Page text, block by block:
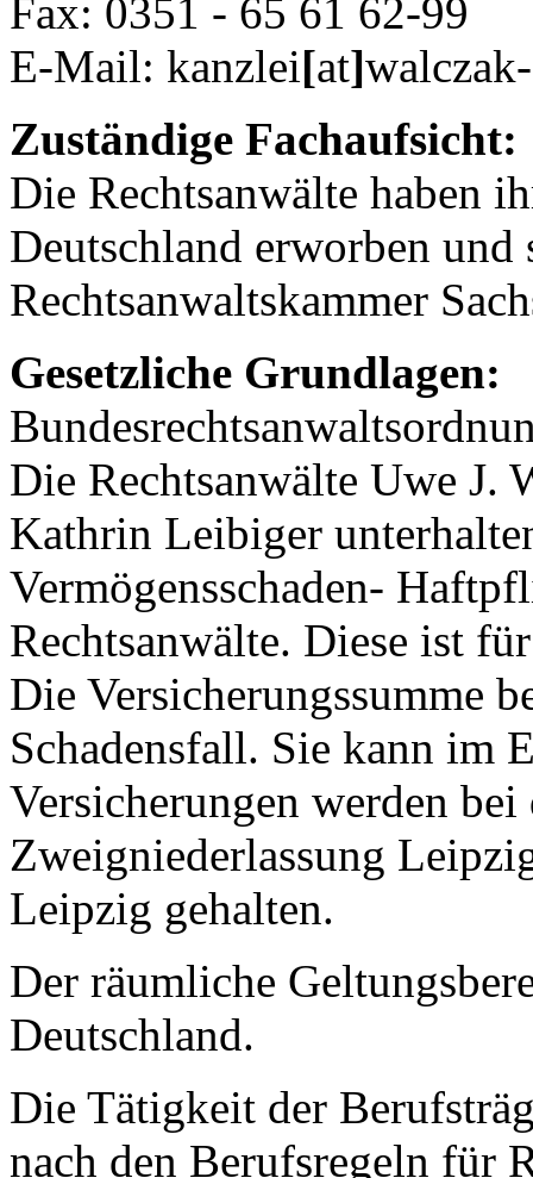
Fax: 0351 - 65 61 62-99
E-Mail: kanzlei[at]
Zuständige Fachaufsicht:
Die Rechtsanwälte haben
Deutschland erworben
Rechtsanwaltskammer
Gesetzliche Grundlagen:
Die Rechtsanwälte Uwe J.
Kathrin Leibiger
Vermögensschaden-
Rechtsanwälte. Diese ist
Die Versicherungssumme
Schadensfall. Sie kann im
Versicherungen werden
Zweigniederlassung
Leipzig gehalten.
Der räumliche
Deutschland.
Die Tätigkeit der
nach den Berufsregeln für